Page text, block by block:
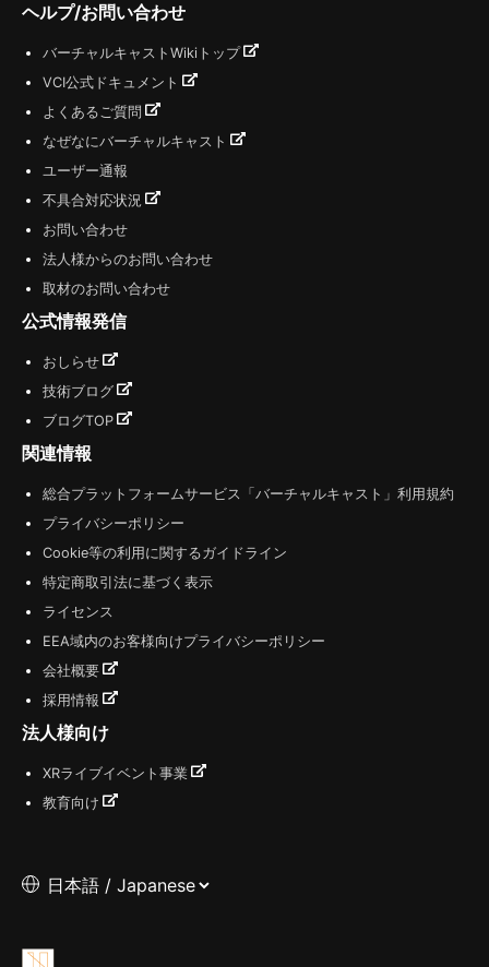
ヘルプ/お問い合わせ
バーチャルキャストWikiトップ
VCI公式ドキュメント
よくあるご質問
なぜなにバーチャルキャスト
ユーザー通報
不具合対応状況
お問い合わせ
法人様からのお問い合わせ
取材のお問い合わせ
公式情報発信
おしらせ
技術ブログ
ブログTOP
関連情報
総合プラットフォームサービス「バーチャルキャスト」利用規約
プライバシーポリシー
Cookie等の利用に関するガイドライン
特定商取引法に基づく表示
ライセンス
EEA域内のお客様向けプライバシーポリシー
会社概要
採用情報
法人様向け
XRライブイベント事業
教育向け